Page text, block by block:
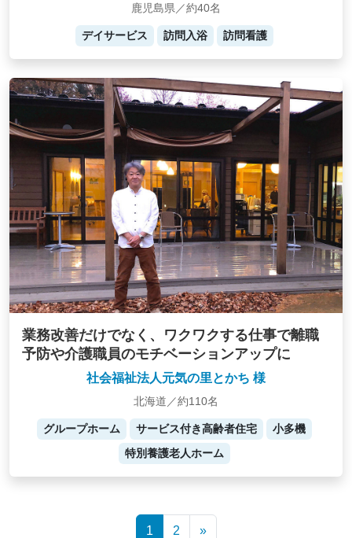
鹿児島県／約40名
デイサービス 訪問入浴 訪問看護
業務改善だけでなく、ワクワクする仕事で離職
予防や介護職員のモチベーションアップに
社会福祉法人元気の里とかち 様
北海道／約110名
グループホーム サービス付き高齢者住宅
小多機
特別養護老人ホーム
1 2 »